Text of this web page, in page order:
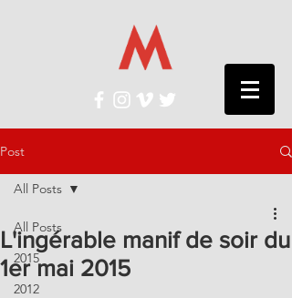
Post
All Posts
2015
2012
All Posts
L'ingérable manif de soir du
1er mai 2015